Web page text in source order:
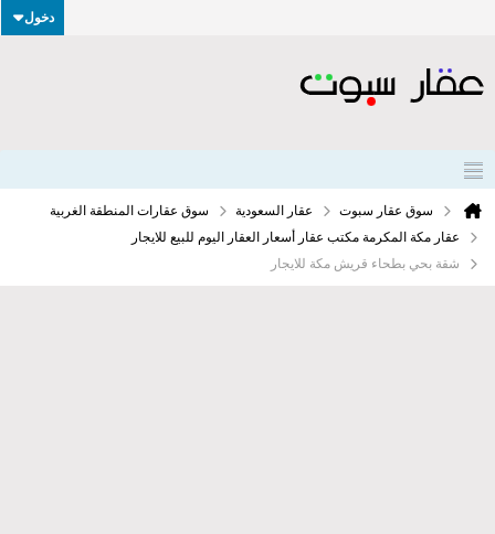
دخول
سوق عقار سبوت عقار السعودية
سوق عقارات المنطقة الغربية
عقار مكة المكرمة مكتب عقار أسعار العقار اليوم للبيع للايجار
شقة بحي بطحاء قريش مكة للايجار